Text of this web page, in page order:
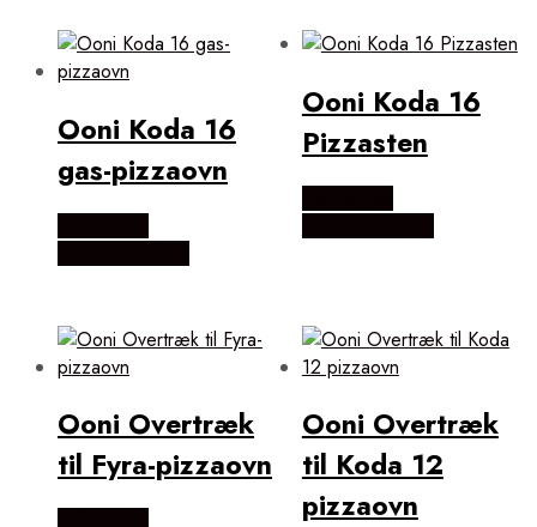
Ooni Koda 16
gas-pizzaovn
Ooni Koda 16
Pizzasten
Ooni Overtræk
til Fyra-pizzaovn
Ooni Overtræk
til Koda 12
pizzaovn